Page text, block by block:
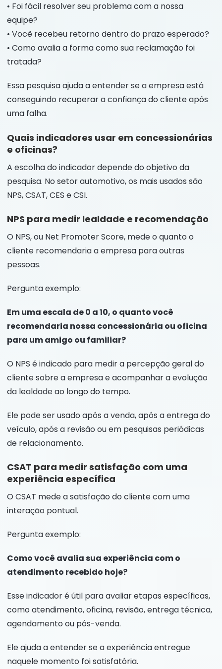
• Foi fácil resolver seu problema com a nossa
equipe?
• Você recebeu retorno dentro do prazo esperado?
• Como avalia a forma como sua reclamação foi
tratada?
Essa pesquisa ajuda a entender se a empresa está
conseguindo recuperar a confiança do cliente após
uma falha.
Quais indicadores usar em concessionárias
e oficinas?
A escolha do indicador depende do objetivo da
pesquisa. No setor automotivo, os mais usados são
NPS, CSAT, CES e CSI.
NPS para medir lealdade e recomendação
O NPS, ou Net Promoter Score, mede o quanto o
cliente recomendaria a empresa para outras
pessoas.
Pergunta exemplo:
Em uma escala de 0 a 10, o quanto você
recomendaria nossa concessionária ou oficina
para um amigo ou familiar?
O NPS é indicado para medir a percepção geral do
cliente sobre a empresa e acompanhar a evolução
da lealdade ao longo do tempo.
Ele pode ser usado após a venda, após a entrega do
veículo, após a revisão ou em pesquisas periódicas
de relacionamento.
CSAT para medir satisfação com uma
experiência específica
O CSAT mede a satisfação do cliente com uma
interação pontual.
Pergunta exemplo:
Como você avalia sua experiência com o
atendimento recebido hoje?
Esse indicador é útil para avaliar etapas específicas,
como atendimento, oficina, revisão, entrega técnica,
agendamento ou pós-venda.
Ele ajuda a entender se a experiência entregue
naquele momento foi satisfatória.